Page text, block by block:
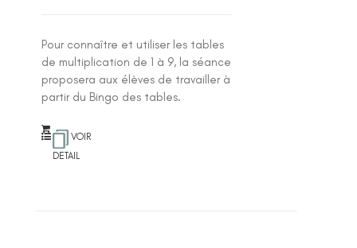
Pour connaître et utiliser les tables
de multiplication de 1 à 9, la séance
proposera aux élèves de travailler à
partir du Bingo des tables.
VOIR
DETAIL